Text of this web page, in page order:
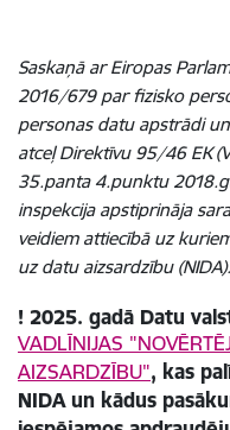
Saskaņā ar Eiropas
2016/679 par fizisko
personas datu apstrādi
atceļ Direktīvu 95/46 EK
35.panta 4.punktu
inspekcija apstiprināja
veidiem attiecībā uz
uz datu aizsardzību (NIDA).
! 2025. gadā Datu
VADLĪNIJAS
AIZSARDZĪBU", kas
NIDA un kādus